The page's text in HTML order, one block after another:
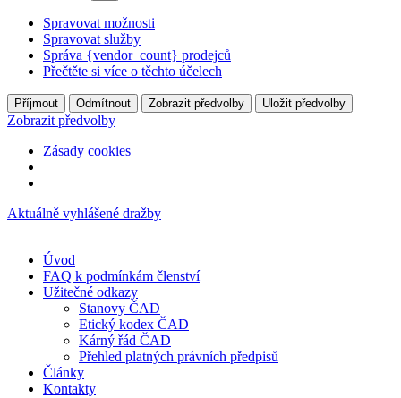
Spravovat možnosti
Spravovat služby
Správa {vendor_count} prodejců
Přečtěte si více o těchto účelech
Příjmout Odmítnout Zobrazit předvolby Uložit předvolby
Zobrazit předvolby
Zásady cookies
Přejít
Aktuálně vyhlášené dražby
Úvod
FAQ k podmínkám členství
Užitečné odkazy
Stanovy ČAD
Etický kodex ČAD
Kárný řád ČAD
Přehled platných právních předpisů
Články
Kontakty